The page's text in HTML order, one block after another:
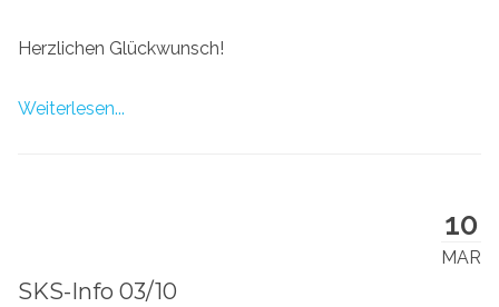
Herzlichen Glückwunsch!
Weiterlesen...
10
MAR
SKS-Info 03/10